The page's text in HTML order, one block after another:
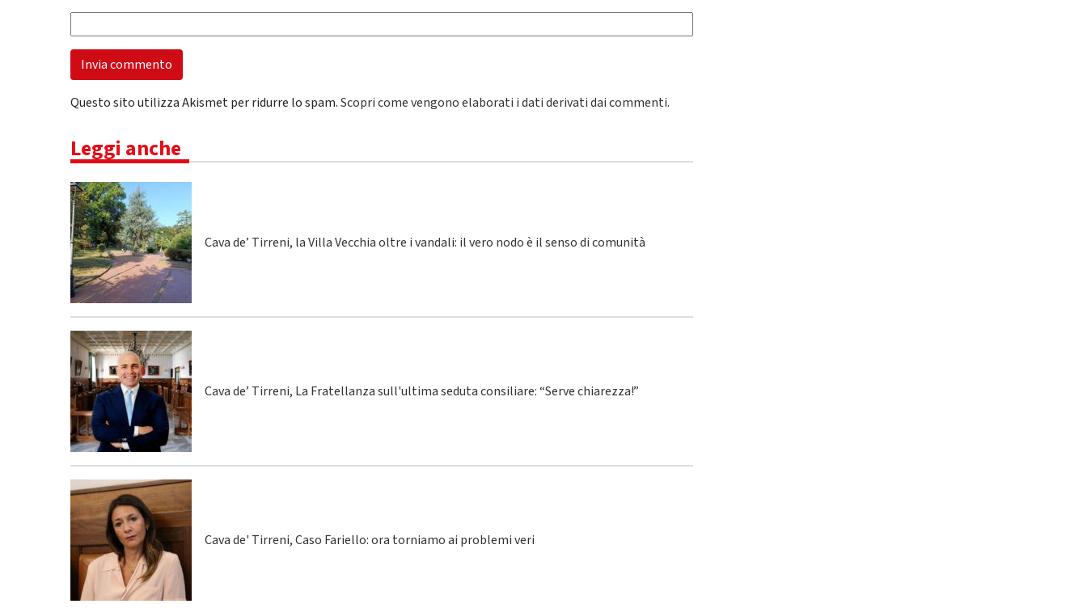
Questo sito utilizza Akismet per ridurre lo spam.Scopri come vengono elaborati i dati derivati dai commenti.
Leggi anche
Cava de’ Tirreni, la Villa Vecchia oltre i vandali: il vero nodo è il senso di comunità
Cava de’ Tirreni, La Fratellanza sull'ultima seduta consiliare: “Serve chiarezza!”
Cava de' Tirreni, Caso Fariello: ora torniamo ai problemi veri